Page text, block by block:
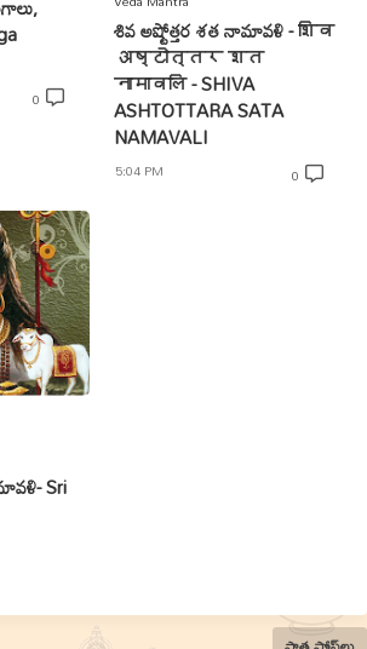
0
శివ అష్టోత్తర శత నామావళి - शिव
अष्टोत्तर शत
नामावलि - SHIVA
ASHTOTTARA SATA
NAMAVALI
5:04 PM 0
Sri